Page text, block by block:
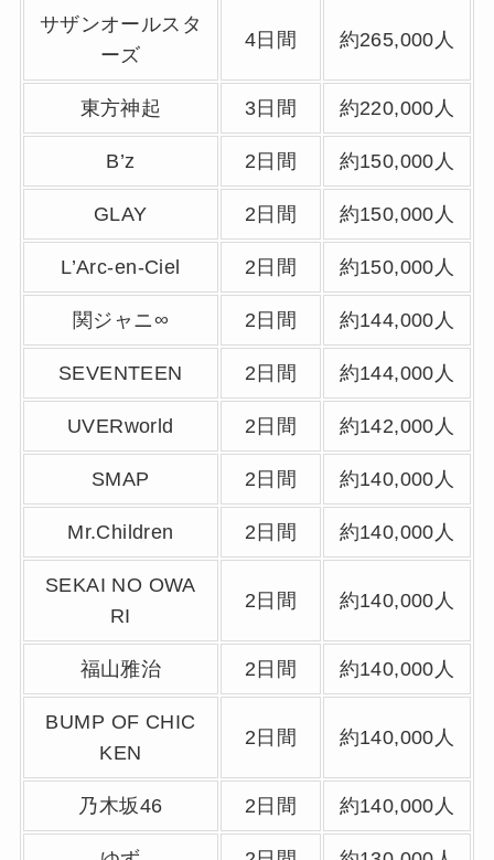
サザンオールスタ
ーズ
4日間 約265,000人
東方神起 3日間 約220,000人
B’z 2日間 約150,000人
GLAY 2日間 約150,000人
L’Arc-en-Ciel 2日間 約150,000人
関ジャニ∞ 2日間 約144,000人
SEVENTEEN 2日間 約144,000人
UVERworld 2日間 約142,000人
SMAP 2日間 約140,000人
Mr.Children 2日間 約140,000人
SEKAI NO OWA
RI
2日間 約140,000人
福山雅治 2日間 約140,000人
BUMP OF CHIC
KEN
2日間 約140,000人
乃木坂46 2日間 約140,000人